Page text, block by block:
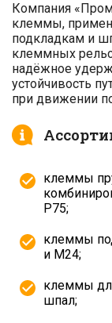
Компания
клеммы,
подкладкам и
клеммных
надёжное
устойчивость
при движении
клеммы
Р75;
клеммы
и М24;
клеммы
шпал;